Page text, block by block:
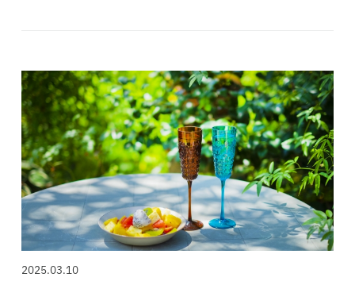
2025.03.10